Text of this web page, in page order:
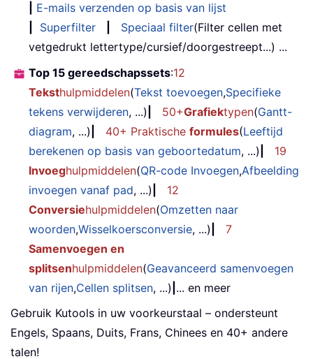
E-mails verzenden op basis van lijst
Superfilter Speciaal filter(Filter cellen met
vetgedrukt lettertype/cursief/doorgestreept...) ...
Top 15 gereedschapssets:12
Teksthulpmiddelen(Tekst toevoegen,Specifieke
tekens verwijderen, ...) 50+Grafiektypen(Gantt-
diagram, ...) 40+ Praktische formules(Leeftijd
berekenen op basis van geboortedatum, ...)
19
Invoeghulpmiddelen(QR-code Invoegen,Afbeelding
invoegen vanaf pad, ...)
12
Conversiehulpmiddelen(Omzetten naar
woorden,Wisselkoersconversie, ...)
7
Samenvoegen en
splitsenhulpmiddelen(Geavanceerd samenvoegen
van rijen,Cellen splitsen, ...) ... en meer
Gebruik Kutools in uw voorkeurstaal – ondersteunt
Engels, Spaans, Duits, Frans, Chinees en 40+ andere
talen!